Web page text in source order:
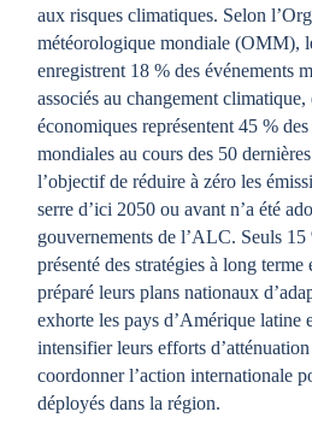
aux risques climatiques. Selon
météorologique mondiale (OMM),
enregistrent 18 % des événements
associés au changement climatique,
économiques représentent 45 %
mondiales au cours des 50
l’objectif de réduire à zéro les
serre d’ici 2050 ou avant n’a été
gouvernements de l’ALC. Seuls 15
présenté des stratégies à long
préparé leurs plans nationaux
exhorte les pays d’Amérique latine
intensifier leurs efforts
coordonner l’action internationale
déployés dans la région.